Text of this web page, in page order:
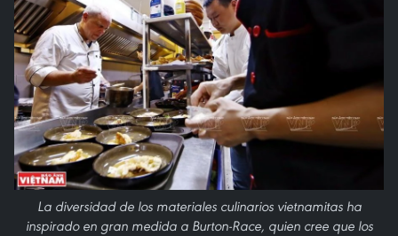
La diversidad de los materiales culinarios vietnamitas ha
inspirado en gran medida a Burton-Race, quien cree que los